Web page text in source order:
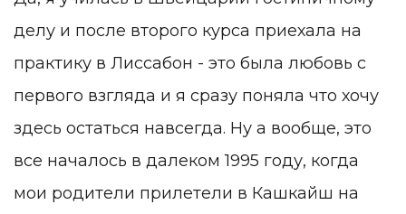
делу и после второго курса приехала на
практику в Лиссабон - это была любовь с
первого взгляда и я сразу поняла что хочу
здесь остаться навсегда. Ну а вообще, это
все началось в далеком 1995 году, когда
мои родители прилетели в Кашкайш на